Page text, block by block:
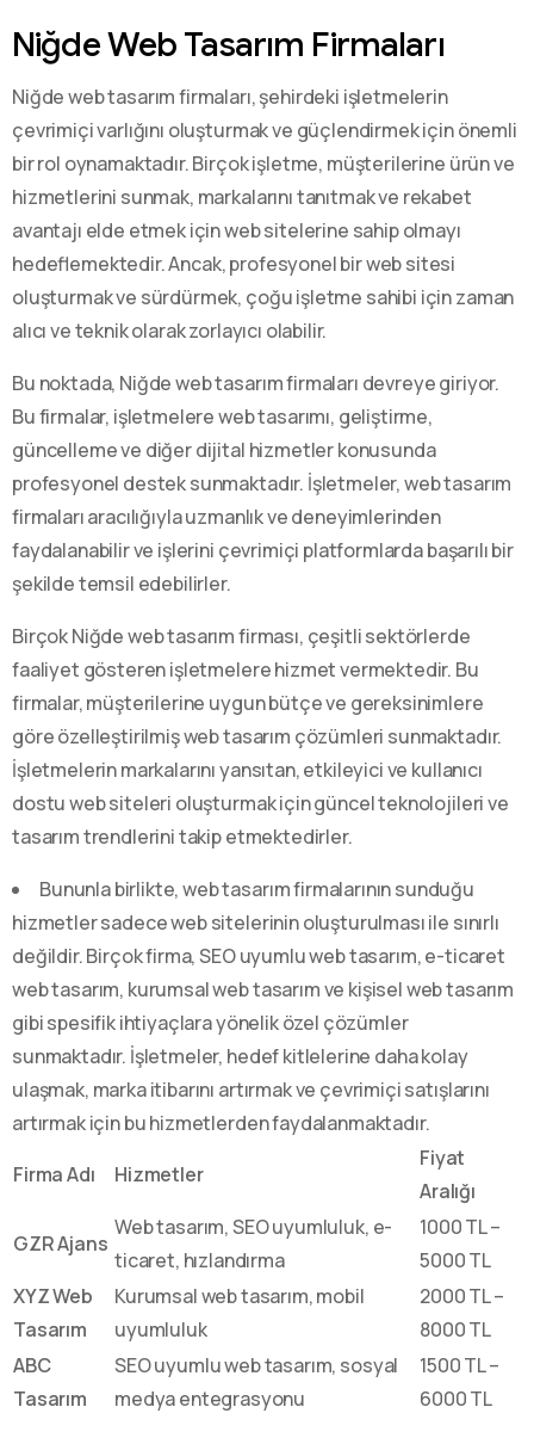
Niğde Web Tasarım Firmaları
Niğde web tasarım firmaları, şehirdeki işletmelerin
çevrimiçi varlığını oluşturmak ve güçlendirmek için önemli
bir rol oynamaktadır. Birçok işletme, müşterilerine ürün ve
hizmetlerini sunmak, markalarını tanıtmak ve rekabet
avantajı elde etmek için web sitelerine sahip olmayı
hedeflemektedir. Ancak, profesyonel bir web sitesi
oluşturmak ve sürdürmek, çoğu işletme sahibi için zaman
alıcı ve teknik olarak zorlayıcı olabilir.
Bu noktada, Niğde web tasarım firmaları devreye giriyor.
Bu firmalar, işletmelere web tasarımı, geliştirme,
güncelleme ve diğer dijital hizmetler konusunda
profesyonel destek sunmaktadır. İşletmeler, web tasarım
firmaları aracılığıyla uzmanlık ve deneyimlerinden
faydalanabilir ve işlerini çevrimiçi platformlarda başarılı bir
şekilde temsil edebilirler.
Birçok Niğde web tasarım firması, çeşitli sektörlerde
faaliyet gösteren işletmelere hizmet vermektedir. Bu
firmalar, müşterilerine uygun bütçe ve gereksinimlere
göre özelleştirilmiş web tasarım çözümleri sunmaktadır.
İşletmelerin markalarını yansıtan, etkileyici ve kullanıcı
dostu web siteleri oluşturmak için güncel teknolojileri ve
tasarım trendlerini takip etmektedirler.
Bununla birlikte, web tasarım firmalarının sunduğu
hizmetler sadece web sitelerinin oluşturulması ile sınırlı
değildir. Birçok firma, SEO uyumlu web tasarım, e-ticaret
web tasarım, kurumsal web tasarım ve kişisel web tasarım
gibi spesifik ihtiyaçlara yönelik özel çözümler
sunmaktadır. İşletmeler, hedef kitlelerine daha kolay
ulaşmak, marka itibarını artırmak ve çevrimiçi satışlarını
artırmak için bu hizmetlerden faydalanmaktadır.
Firma Adı
Hizmetler
Fiyat
Aralığı
GZR Ajans
Web tasarım, SEO uyumluluk, e-
ticaret, hızlandırma
1000 TL –
5000 TL
XYZ Web
Tasarım
Kurumsal web tasarım, mobil
uyumluluk
2000 TL –
8000 TL
ABC
Tasarım
SEO uyumlu web tasarım, sosyal
medya entegrasyonu
1500 TL –
6000 TL